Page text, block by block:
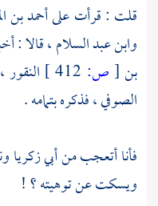
قلت : قرأت علىأحمد بن
وابن عبد السلام، قالا :
بن[ص: النقور
الصوفي، فذكره بتمامه .
فأنا أتعجب منأبي زكريا
ويسكت عن توهيته ؟ !